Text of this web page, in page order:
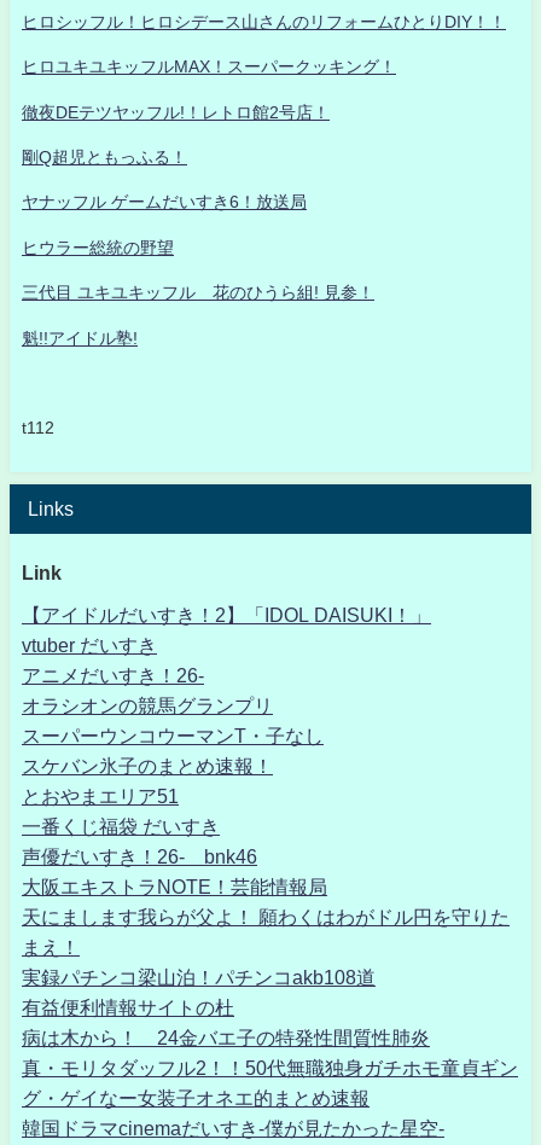
ヒロシッフル！ヒロシデース山さんのリフォームひとりDIY！！
ヒロユキユキッフルMAX！スーパークッキング！
徹夜DEテツヤッフル!！レトロ館2号店！
剛Q超児ともっふる！
ヤナッフル ゲームだいすき6！放送局
ヒウラー総統の野望
三代目 ユキユキッフル 花のひうら組! 見参！
魁!!アイドル塾!
t112
Links
Link
【アイドルだいすき！2】「IDOL DAISUKI！」
vtuber だいすき
アニメだいすき！26-
オラシオンの競馬グランプリ
スーパーウンコウーマンT・子なし
スケバン氷子のまとめ速報！
とおやまエリア51
一番くじ福袋 だいすき
声優だいすき！26- bnk46
大阪エキストラNOTE！芸能情報局
天にまします我らが父よ！ 願わくはわがドル円を守りた
まえ！
実録パチンコ梁山泊！パチンコakb108道
有益便利情報サイトの杜
病は木から！ 24金バエ子の特発性間質性肺炎
真・モリタダッフル2！！50代無職独身ガチホモ童貞ギン
グ・ゲイなー女装子オネエ的まとめ速報
韓国ドラマcinemaだいすき-僕が見たかった星空-